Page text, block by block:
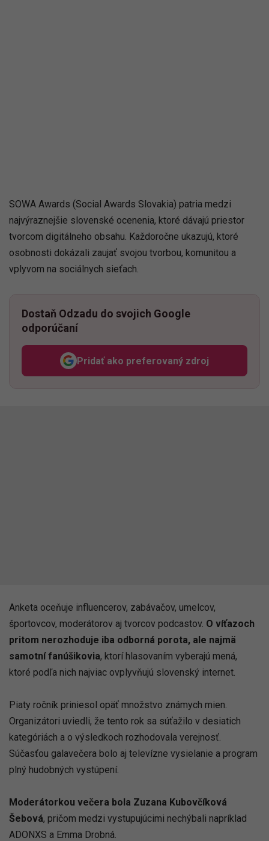
SOWA Awards (Social Awards Slovakia) patria medzi
najvýraznejšie slovenské ocenenia, ktoré dávajú priestor
tvorcom digitálneho obsahu. Každoročne ukazujú, ktoré
osobnosti dokázali zaujať svojou tvorbou, komunitou a
vplyvom na sociálnych sieťach.
Dostaň Odzadu do svojich Google
odporúčaní
Pridať ako preferovaný zdroj
Odzadu, odkaz sa otvorí v
Anketa oceňuje influencerov, zabávačov, umelcov,
športovcov, moderátorov aj tvorcov podcastov. O víťazoch
pritom nerozhoduje iba odborná porota, ale najmä
samotní fanúšikovia, ktorí hlasovaním vyberajú mená,
ktoré podľa nich najviac ovplyvňujú slovenský internet.
Piaty ročník priniesol opäť množstvo známych mien.
Organizátori uviedli, že tento rok sa súťažilo v desiatich
kategóriách a o výsledkoch rozhodovala verejnosť.
Súčasťou galavečera bolo aj televízne vysielanie a program
plný hudobných vystúpení.
Moderátorkou večera bola Zuzana Kubovčíková
Šebová, pričom medzi vystupujúcimi nechýbali napríklad
ADONXS a Emma Drobná.